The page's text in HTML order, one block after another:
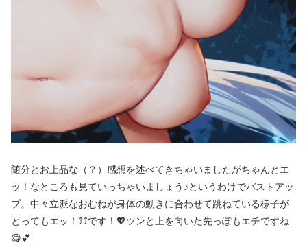
随分とお上品な（？）感想を述べてきちゃいましたがちゃんとエ
ッ！なところも見ていっちゃいましょう♪というわけでバストアッ
プ。中々立派なおむねが身体の動きに合わせて跳ねている様子が
とってもエッ！⤴⤴です！💖ツンと上を向いた先っぽもエチですね
😋💕